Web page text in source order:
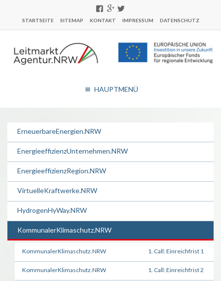
STARTSEITE SITEMAP KONTAKT IMPRESSUM DATENSCHUTZ
HAUPTMENÜ
ErneuerbareEnergien.NRW
EnergieeffizienzUnternehmen.NRW
EnergieeffizienzRegion.NRW
VirtuelleKraftwerke.NRW
HydrogenHyWay.NRW
KommunalerKlimaschutz.NRW
1. Call: Einreichfrist 1
KommunalerKlimaschutz.NRW
1. Call: Einreichfrist 2
KommunalerKlimaschutz.NRW